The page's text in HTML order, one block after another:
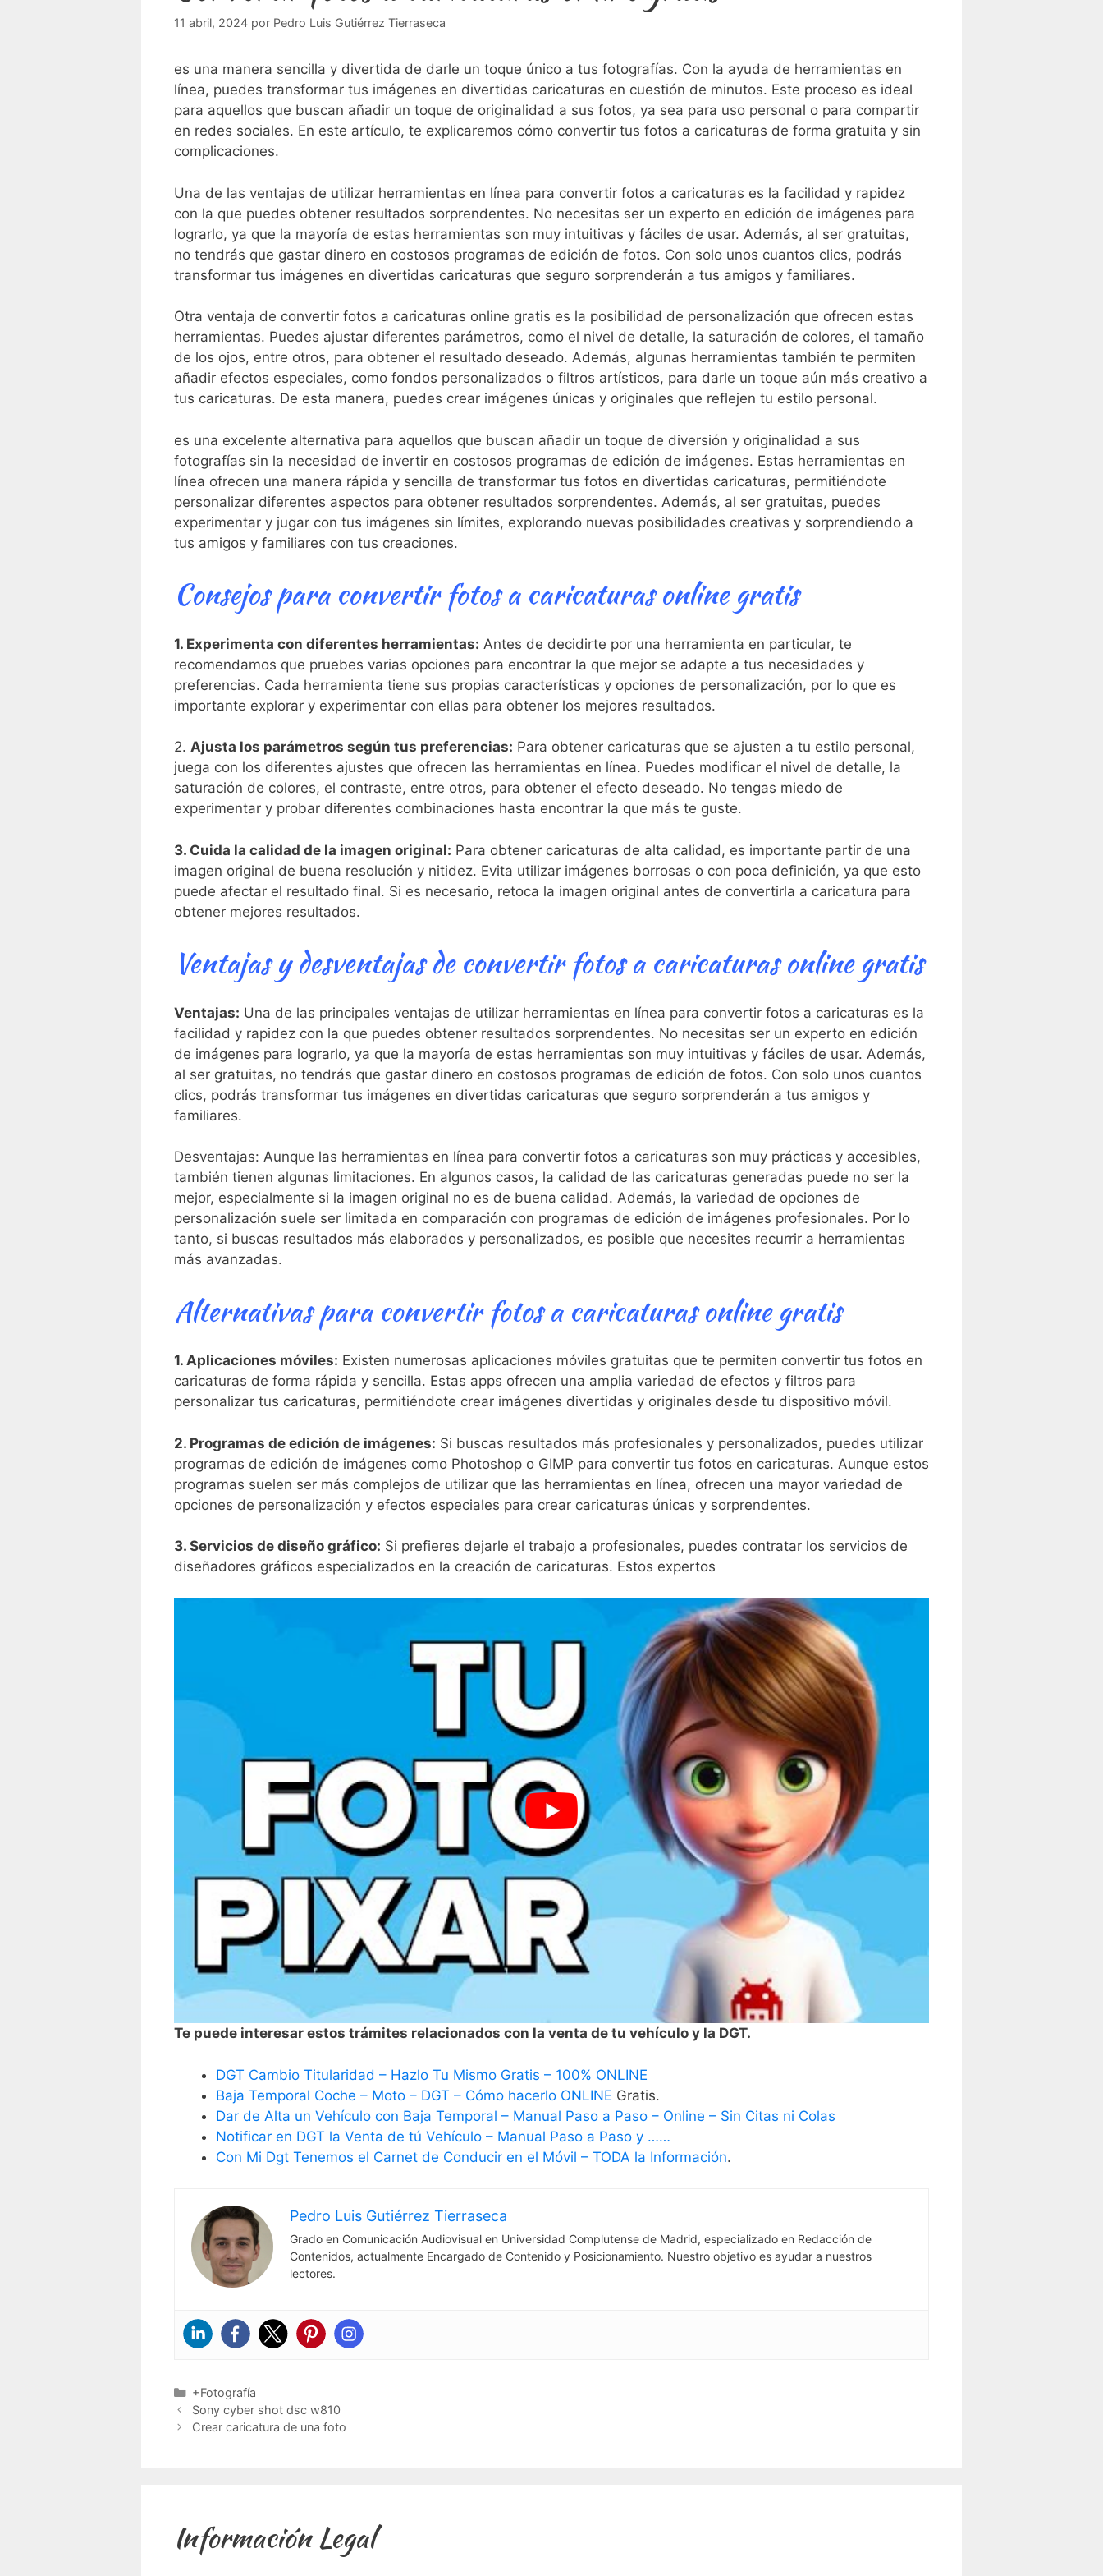
11 abril, 2024 por Pedro Luis Gutiérrez Tierraseca
​es⁣ una manera⁤ sencilla y divertida de darle un toque único a tus fotografías. Con la ayuda de herramientas en
línea, puedes transformar tus imágenes‍ en divertidas caricaturas en cuestión de minutos. Este proceso es ideal
‌para aquellos ⁤que buscan añadir un toque de originalidad a ⁣sus fotos, ya sea para uso personal o para compartir
en redes sociales. En este artículo, te explicaremos‍ cómo convertir tus fotos a caricaturas de forma gratuita y sin
complicaciones.
Una de las ventajas de utilizar herramientas en línea para convertir fotos a caricaturas es la facilidad y rapidez
con la que puedes‍ obtener resultados sorprendentes. No necesitas ser un experto en ⁣edición de imágenes para
lograrlo, ya que la mayoría de estas‌ herramientas son ⁢muy intuitivas y fáciles de usar. Además, al ‍ser​ gratuitas,
no tendrás​ que gastar dinero en costosos programas de edición de fotos. Con ​solo unos cuantos ‍clics,‌ podrás
transformar tus imágenes en divertidas caricaturas que seguro sorprenderán a tus amigos y familiares.
Otra ventaja de convertir fotos a caricaturas online gratis es⁤ la posibilidad de personalización que ofrecen estas ​
herramientas. Puedes ‌ajustar diferentes parámetros, como el nivel de detalle, la saturación de colores, el tamaño
de‌ los ojos, entre otros,⁢ para obtener el resultado deseado. Además, algunas herramientas también te permiten
añadir efectos especiales, como fondos personalizados o filtros artísticos, para⁢ darle un toque aún más creativo a
tus caricaturas. De esta manera, puedes crear imágenes únicas y originales que reflejen tu estilo personal.
‌es una excelente‍ alternativa para aquellos que buscan añadir un toque de diversión y originalidad⁣ a sus
fotografías sin la necesidad de invertir en costosos programas de edición ​de imágenes. Estas herramientas en
línea ofrecen una manera rápida ‍y sencilla de transformar tus fotos en divertidas caricaturas, permitiéndote
personalizar​ diferentes aspectos para obtener resultados ⁢sorprendentes. Además, al ser gratuitas, puedes
experimentar y jugar con tus imágenes sin límites, explorando nuevas posibilidades ​creativas y sorprendiendo a
tus amigos y familiares con tus creaciones.
Consejos para convertir fotos a caricaturas online gratis
1. Experimenta con diferentes herramientas: Antes de decidirte por una herramienta en ‌particular,‍ te
recomendamos que pruebes varias opciones para‍ encontrar⁤ la ‌que mejor se adapte a ⁤tus necesidades y
⁣preferencias. Cada herramienta tiene⁢ sus propias​ características y opciones de personalización, por lo que es
importante explorar y experimentar con ellas ⁤para obtener los mejores resultados.
2. Ajusta los‌ parámetros según tus preferencias: Para obtener caricaturas que se ajusten a tu estilo personal,
juega con los diferentes‍ ajustes que ofrecen las herramientas en línea. Puedes‌ modificar el nivel de ‍detalle, la
saturación de​ colores, el⁣ contraste, entre otros, para obtener el efecto deseado. No⁤ tengas miedo de
experimentar ​y​ probar diferentes ​combinaciones hasta encontrar la que más te ⁤guste.
3. Cuida la‍ calidad de la imagen ⁤original: Para obtener caricaturas de alta calidad, es importante partir de una
imagen original de buena resolución y nitidez. Evita utilizar imágenes borrosas o ⁤con poca definición, ya que esto
⁢puede afectar el resultado final. Si es ⁣necesario, ​retoca la imagen original antes⁣ de convertirla a caricatura para
obtener mejores resultados.
Ventajas y​ desventajas de convertir⁢ fotos a caricaturas online gratis
Ventajas: Una de las principales ventajas de utilizar herramientas en línea para convertir fotos ⁣a caricaturas‌ es la
facilidad y rapidez con la que puedes obtener resultados sorprendentes. No necesitas ser un experto en‌ edición
de imágenes para lograrlo, ya que la mayoría de estas herramientas son muy intuitivas y fáciles de usar. Además,
al ser gratuitas, no tendrás que gastar dinero en costosos ⁢programas de edición de fotos. Con⁤ solo unos cuantos
clics, podrás ⁢transformar ⁤tus imágenes en divertidas caricaturas que seguro ‌sorprenderán a tus amigos y
familiares.
Desventajas: Aunque las herramientas en línea para convertir fotos a caricaturas son muy prácticas y accesibles,
también tienen algunas limitaciones. ⁣En algunos casos, la calidad de las caricaturas generadas⁢ puede no ser la
mejor, especialmente si la ⁢imagen original no es‍ de buena calidad. Además, la​ variedad de opciones de
personalización suele ser limitada en comparación con programas de ⁤edición‌ de imágenes profesionales. Por lo
tanto, si buscas resultados más elaborados y personalizados, es posible que necesites recurrir a herramientas
más avanzadas.
Alternativas para convertir fotos a caricaturas online gratis
1. Aplicaciones‍ móviles: Existen numerosas aplicaciones móviles gratuitas que te permiten convertir tus fotos en
caricaturas de forma rápida y sencilla. Estas ‌apps ofrecen⁤ una amplia variedad ⁢de efectos y filtros para
personalizar⁤ tus caricaturas, ‍permitiéndote crear imágenes divertidas y‍ originales desde tu dispositivo móvil.
2. Programas de edición de imágenes: Si buscas resultados más profesionales y personalizados, puedes utilizar
programas de edición de imágenes como Photoshop o GIMP para convertir ‍tus fotos⁢ en caricaturas. Aunque estos
programas suelen ser más complejos de utilizar que las herramientas en línea, ofrecen una mayor variedad de​
opciones de personalización y efectos especiales para crear caricaturas únicas y sorprendentes.
3. Servicios ​de diseño gráfico: Si prefieres dejarle el trabajo a profesionales,‌ puedes contratar los servicios de
diseñadores gráficos especializados en la ⁣creación ‌de caricaturas. Estos expertos
Te puede interesar estos trámites relacionados con la venta de tu vehículo y la DGT.
DGT Cambio Titularidad – Hazlo Tu Mismo Gratis – 100% ONLINE
Baja Temporal Coche – Moto – DGT – Cómo hacerlo ONLINE Gratis.
Dar de Alta un Vehículo con Baja Temporal – Manual Paso a Paso – Online – Sin Citas ni Colas
Notificar en DGT la Venta de tú Vehículo – Manual Paso a Paso y ……
Con Mi Dgt Tenemos el Carnet de Conducir en el Móvil – TODA la Información.
Pedro Luis Gutiérrez Tierraseca
Grado en Comunicación Audiovisual en Universidad Complutense de Madrid, especializado en Redacción de
Contenidos, actualmente Encargado de Contenido y Posicionamiento. Nuestro objetivo es ayudar a nuestros
lectores.
Categorías
+Fotografía
Sony cyber shot dsc w810
Crear caricatura de una foto
Información Legal